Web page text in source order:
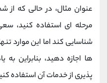
عنوان مثال، در حالی که از
شناسایی کند اما این موارد
ها اجازه دهید، بنابراین
پذیری از خدمات آن استفاده